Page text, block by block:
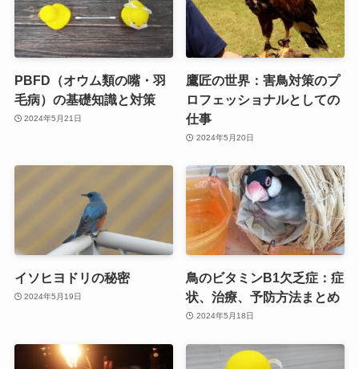
PBFD（オウム類の嘴・羽
毛病）の基礎知識と対策
2024年5月21日
鷹匠の世界：害鳥対策のプ
ロフェッショナルとしての
仕事
2024年5月20日
イソヒヨドリの秘密
2024年5月19日
鳥のビタミンB1欠乏症：症
状、治療、予防方法まとめ
2024年5月18日